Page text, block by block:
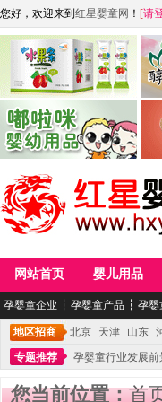
您好，欢迎来到 红星婴童网 ！ [请
江西麦嘟嘟食品有限公司
青岛嘟啦咪婴幼儿用品公司
网站首页 婴儿用品
孕婴童企业 ┆ 孕婴童产品 ┆ 孕婴
地区招商 北京 天津 山东
专题推荐
孕婴童行业发展
您当前位置：首